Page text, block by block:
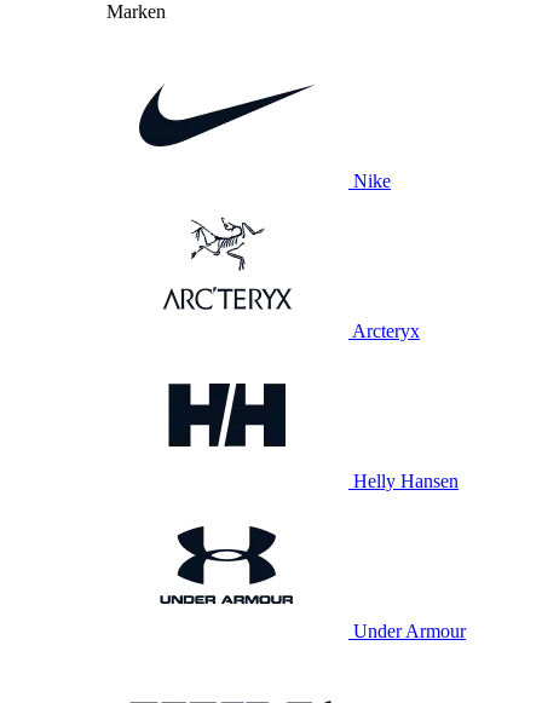
Marken
Nike
Arcteryx
Helly Hansen
Under Armour